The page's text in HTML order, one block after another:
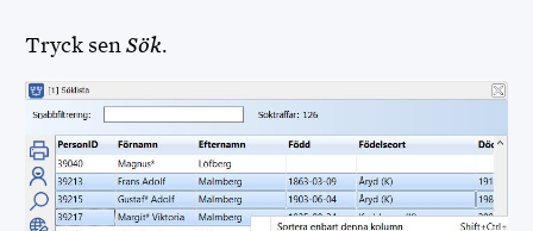
Tryck sen Sök.